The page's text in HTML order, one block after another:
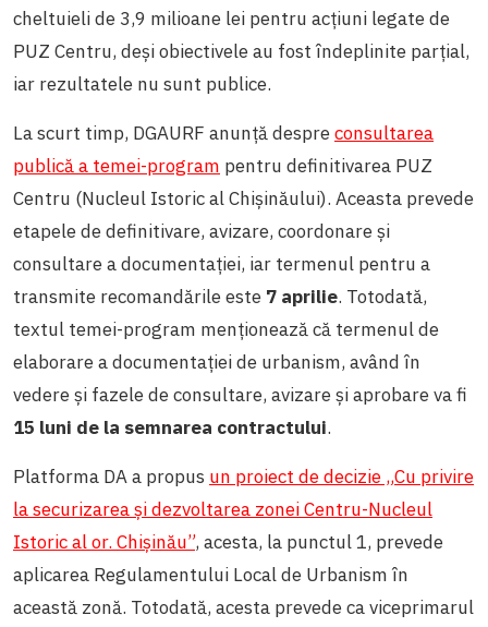
cheltuieli de 3,9 milioane lei pentru acțiuni legate de
PUZ Centru, deși obiectivele au fost îndeplinite parțial,
iar rezultatele nu sunt publice.
La scurt timp, DGAURF anunță despreconsultarea
publică a temei-program pentru definitivarea PUZ
Centru (Nucleul Istoric al Chișinăului). Aceasta prevede
etapele de definitivare, avizare, coordonare şi
consultare a documentaţiei, iar termenul pentru a
transmite recomandările este 7 aprilie. Totodată,
textul temei-program menționează că termenul de
elaborare a documentaţiei de urbanism, având în
vedere şi fazele de consultare, avizare şi aprobare va fi
15 luni de la semnarea contractului.
Platforma DA a propus un proiect de decizie „Cu privire
la securizarea și dezvoltarea zonei Centru-Nucleul
Istoric al or. Chișinău”, acesta, la punctul 1, prevede
aplicarea Regulamentului Local de Urbanism în
această zonă. Totodată, acesta prevede ca viceprimarul